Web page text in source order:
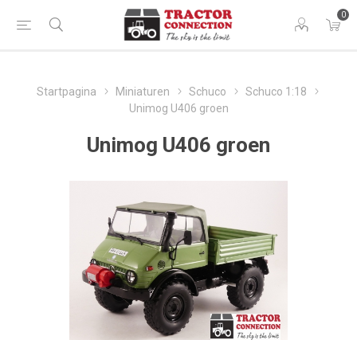
0
Startpagina Miniaturen Schuco
Schuco 1:18
Unimog U406 groen
Unimog U406 groen